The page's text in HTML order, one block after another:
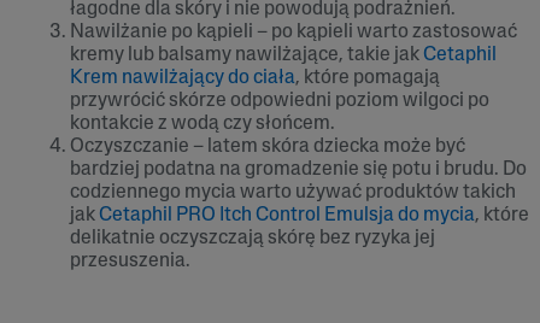
łagodne dla skóry i nie powodują podrażnień.
Nawilżanie po kąpieli – po kąpieli warto zastosować
kremy lub balsamy nawilżające, takie jak Cetaphil
Krem nawilżający do ciała, które pomagają
przywrócić skórze odpowiedni poziom wilgoci po
kontakcie z wodą czy słońcem.
Oczyszczanie – latem skóra dziecka może być
bardziej podatna na gromadzenie się potu i brudu. Do
codziennego mycia warto używać produktów takich
jak Cetaphil PRO Itch Control Emulsja do mycia, które
delikatnie oczyszczają skórę bez ryzyka jej
przesuszenia.